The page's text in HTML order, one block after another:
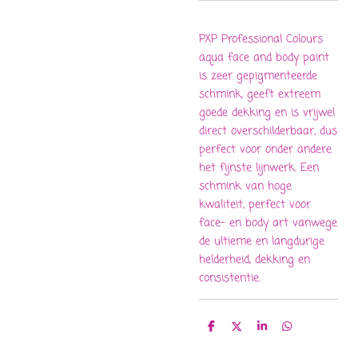
PXP Professional Colours
aqua face and body paint
is zeer gepigmenteerde
schmink, geeft extreem
goede dekking en is vrijwel
direct overschilderbaar, dus
perfect voor onder andere
het fijnste lijnwerk. Een
schmink van hoge
kwaliteit, perfect voor
face- en body art vanwege
de ultieme en langdurige
helderheid, dekking en
consistentie.
D D S D